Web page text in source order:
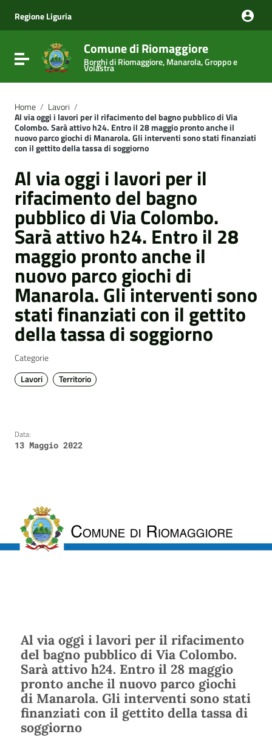
Vai al menu di navigazione
Vai al footer
Regione Liguria
Attiva / disattiva la navigazione
Comune di Riomaggiore
Borghi di Riomaggiore, Manarola, Groppo e
Volastra
Home / Lavori /
Al via oggi i lavori per il rifacimento del bagno pubblico di Via
Colombo. Sarà attivo h24. Entro il 28 maggio pronto anche il
nuovo parco giochi di Manarola. Gli interventi sono stati finanziati
con il gettito della tassa di soggiorno
Al via oggi i lavori per il
rifacimento del bagno
pubblico di Via Colombo.
Sarà attivo h24. Entro il 28
maggio pronto anche il
nuovo parco giochi di
Manarola. Gli interventi sono
stati finanziati con il gettito
della tassa di soggiorno
Categorie
Lavori
Territorio
Data:
13 Maggio 2022
Al via oggi i lavori per il rifacimento
del bagno pubblico di Via Colombo.
Sarà attivo h24. Entro il 28 maggio
pronto anche il nuovo parco giochi
di Manarola. Gli interventi sono stati
finanziati con il gettito della tassa di
soggiorno